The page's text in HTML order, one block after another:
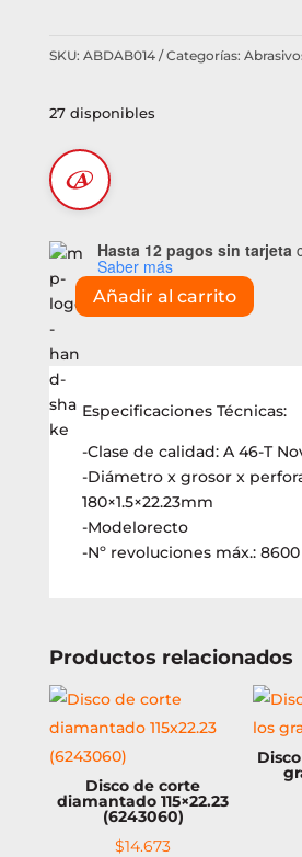
SKU: ABDAB014 Categorías:
27 disponibles
Hasta 12 pagos sin tarjeta
Saber más
Disco
Novorapid
180x1.5
(6162730)
cantidad
Añadir al carrito
Especificaciones Técnicas:
-Clase de calidad: A 46-T
-Diámetro x grosor x
180×1.5×22.23mm
-Modelorecto
-Nº revoluciones máx.: 8600
Productos relacionados
Disco de corte
diamantado 115×22.23
(6243060)
$14.673